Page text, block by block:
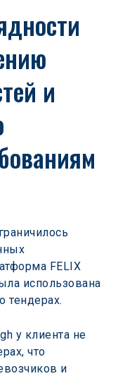
и
FELIX
использована
тендерах.
у клиента не
что
и